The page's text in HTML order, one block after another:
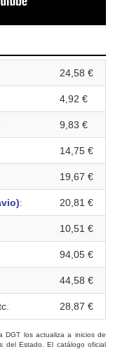
24,58 €
4,92 €
9,83 €
14,75 €
19,67 €
: 20,81 €
10,51 €
94,05 €
44,58 €
28,87 €
DGT los actualiza a inicios de
del Estado. El catálogo oficial